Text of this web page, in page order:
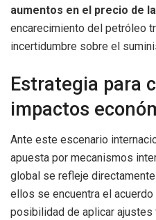
aumentos en el precio de
encarecimiento del petróleo
incertidumbre sobre el
Estrategia para
impactos
Ante este escenario
apuesta por mecanismos
global se refleje
ellos se encuentra el
posibilidad de aplicar